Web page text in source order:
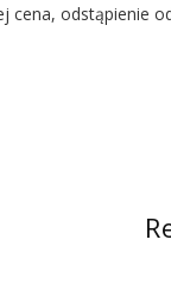
cena, odstąpienie